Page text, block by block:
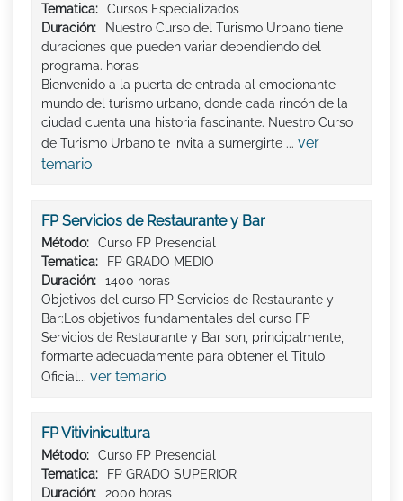
Tematica:
Cursos Especializados
Duración:
Nuestro Curso del Turismo Urbano tiene
duraciones que pueden variar dependiendo del
programa. horas
Bienvenido a la puerta de entrada al emocionante
mundo del turismo urbano, donde cada rincón de la
ciudad cuenta una historia fascinante. Nuestro Curso
de Turismo Urbano te invita a sumergirte ... ver
temario
FP Servicios de Restaurante y Bar
Método:
Curso FP Presencial
Tematica:
FP GRADO MEDIO
Duración:
1400 horas
Objetivos del curso FP Servicios de Restaurante y
Bar:Los objetivos fundamentales del curso FP
Servicios de Restaurante y Bar son, principalmente,
formarte adecuadamente para obtener el Titulo
Oficial... ver temario
FP Vitivinicultura
Método:
Curso FP Presencial
Tematica:
FP GRADO SUPERIOR
Duración:
2000 horas